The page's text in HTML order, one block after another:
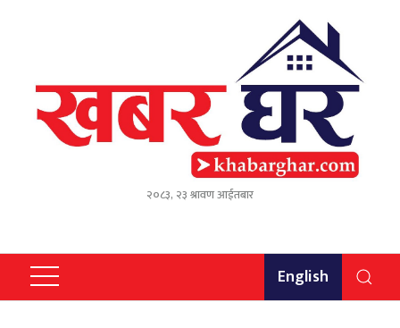
२०८३, २३ श्रावण आईतबार
English